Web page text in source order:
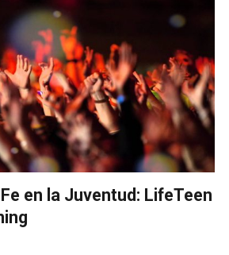
en la Juventud: LifeTeen